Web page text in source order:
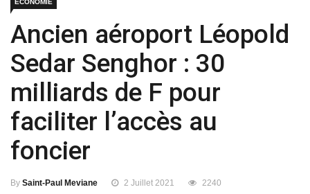
ECONOMIE
Ancien aéroport Léopold
Sedar Senghor : 30
milliards de F pour
faciliter l’accès au
foncier
By Saint-Paul Meviane 2 Juillet 2021
2240